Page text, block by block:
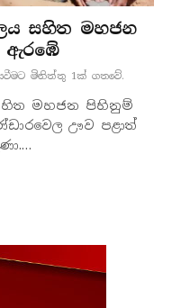
සහිත මහජන
ඇරඹේ
මිනිත්තු 1ක් ගතවේ.
සහිත මහජන පිහිනුම්
ඌව පළාත්